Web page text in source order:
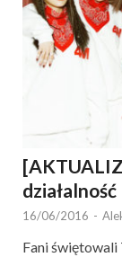
działalność
16/06/2016 -
Fani świętowali